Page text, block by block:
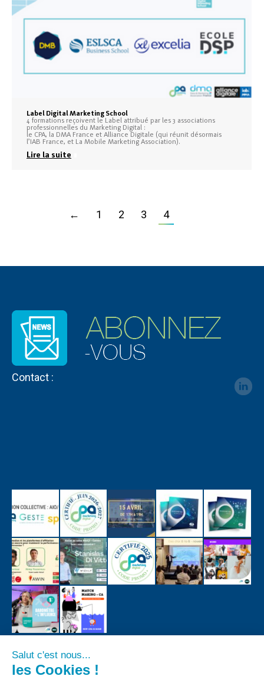
Label Digital Marketing School
4 formations reçoivent le Label attribué par les 3 associations
professionnelles du Marketing Digital :
le CPA, la DMA France et Alliance Digitale (qui réunit désormais
l’IAB France, et La Mobile Marketing Association).
Lire la suite
← 1 2 3 4
Contact :
Salut c'est nous...
les Cookies !